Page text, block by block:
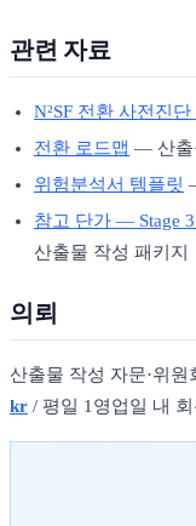
관련 자료
N²SF 전환 사전진
전환 로드맵 — 산출
위험분석서 템플릿
참고 단가 — Stage 3
산출물 작성 패키지
의뢰
산출물 작성 자문·위
kr / 평일 1영업일 내 회